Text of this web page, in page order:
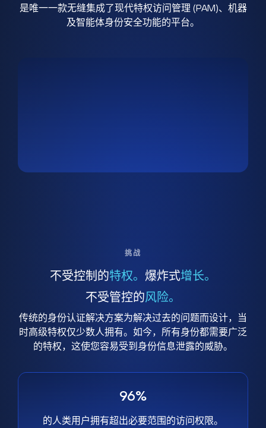
是唯一一款无缝集成了现代特权访问管理 (PAM)、机器
及智能体身份安全功能的平台。
挑战
不受控制的特权。 爆炸式增长。
不受管控的风险。
传统的身份认证解决方案为解决过去的问题而设计，当
时高级特权仅少数人拥有。如今，所有身份都需要广泛
的特权，这使您容易受到身份信息泄露的威胁。
96%
的人类用户拥有超出必要范围的访问权限。